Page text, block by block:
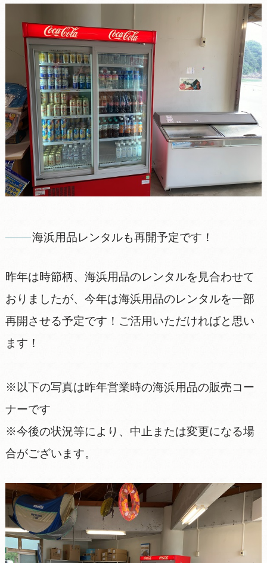
海浜用品レンタルも再開予定です！
昨年は時節柄、海浜用品のレンタルを見合わせて
おりましたが、今年は海浜用品のレンタルを一部
再開させる予定です！ご活用いただければと思い
ます！
※以下の写真は昨年営業時の海浜用品の販売コー
ナーです
※今後の状況等により、中止または変更になる場
合がございます。